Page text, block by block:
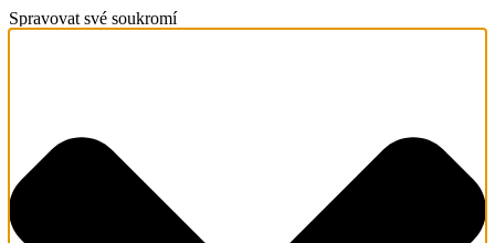
Spravovat své soukromí